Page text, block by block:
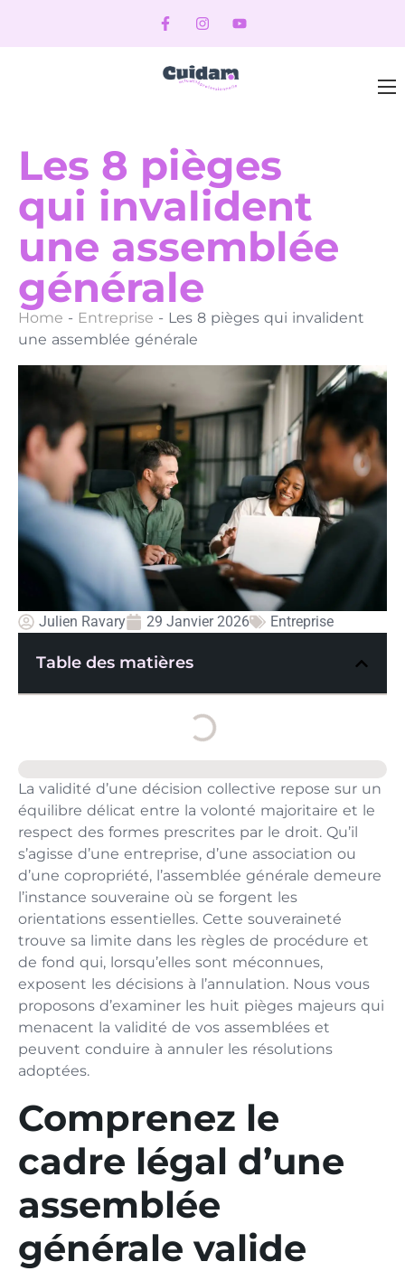
Les 8 pièges
qui invalident
une assemblée
générale
Home - Entreprise - Les 8 pièges qui invalident
une assemblée générale
Julien Ravary 29 Janvier 2026 Entreprise
Table des matières
La validité d’une décision collective repose sur un
équilibre délicat entre la volonté majoritaire et le
respect des formes prescrites par le droit. Qu’il
s’agisse d’une entreprise, d’une association ou
d’une copropriété, l’assemblée générale demeure
l’instance souveraine où se forgent les
orientations essentielles. Cette souveraineté
trouve sa limite dans les règles de procédure et
de fond qui, lorsqu’elles sont méconnues,
exposent les décisions à l’annulation. Nous vous
proposons d’examiner les huit pièges majeurs qui
menacent la validité de vos assemblées et
peuvent conduire à annuler les résolutions
adoptées.
Comprenez le
cadre légal d’une
assemblée
générale valide